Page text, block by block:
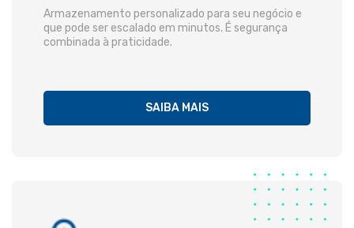
Armazenamento personalizado para seu negócio e
que pode ser escalado em minutos. É segurança
combinada à praticidade.
SAIBA MAIS